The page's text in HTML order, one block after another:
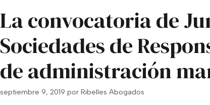
La convocatoria de
Sociedades de
de administración
septiembre 9, 2019 por Ribelles Abogados